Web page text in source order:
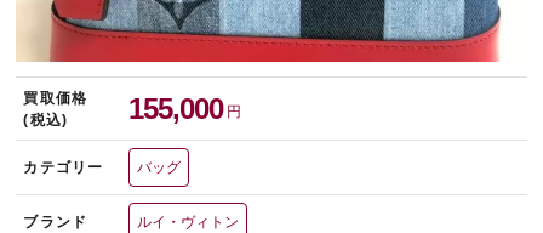
買取価格
(税込)
155,000 円
カテゴリー バッグ
ブランド ルイ・ヴィトン